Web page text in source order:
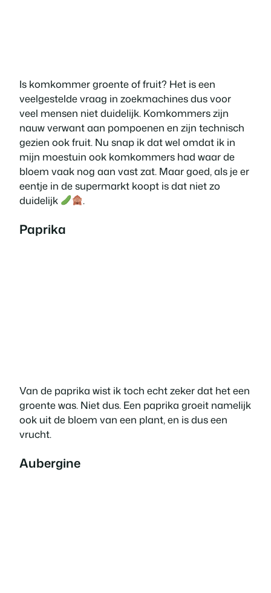
Is komkommer groente of fruit? Het is een
veelgestelde vraag in zoekmachines dus voor
veel mensen niet duidelijk. Komkommers zijn
nauw verwant aan pompoenen en zijn technisch
gezien ook fruit. Nu snap ik dat wel omdat ik in
mijn moestuin ook komkommers had waar de
bloem vaak nog aan vast zat. Maar goed, als je er
eentje in de supermarkt koopt is dat niet zo
duidelijk
.
Paprika
Van de paprika wist ik toch echt zeker dat het een
groente was. Niet dus. Een paprika groeit namelijk
ook uit de bloem van een plant, en is dus een
vrucht.
Aubergine